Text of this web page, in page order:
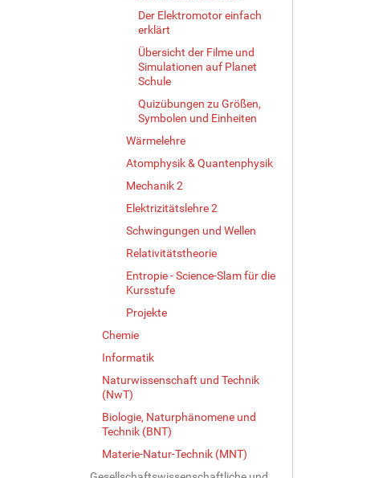
Der Elektromotor einfach
erklärt
Übersicht der Filme und
Simulationen auf Planet
Schule
Quizübungen zu Größen,
Symbolen und Einheiten
Wärmelehre
Atomphysik & Quantenphysik
Mechanik 2
Elektrizitätslehre 2
Schwingungen und Wellen
Relativitätstheorie
Entropie - Science-Slam für die
Kursstufe
Projekte
Chemie
Informatik
Naturwissenschaft und Technik
(NwT)
Biologie, Naturphänomene und
Technik (BNT)
Materie-Natur-Technik (MNT)